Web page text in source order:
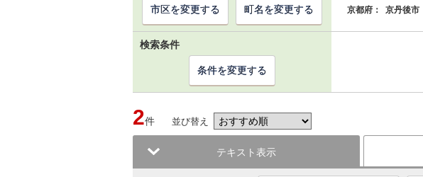
京都府：
京丹後市
市区を変更する 町名を変更する
検索条件
条件を変更する
2件 並び替え
テキスト表示